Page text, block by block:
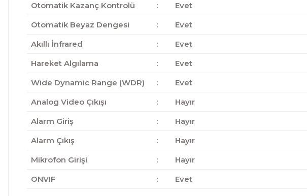
Otomatik Kazanç Kontrolü
:
Evet
Otomatik Beyaz Dengesi
:
Evet
Akıllı İnfrared
:
Evet
Hareket Algılama
:
Evet
Wide Dynamic Range (WDR)
:
Evet
Analog Video Çıkışı
:
Hayır
Alarm Giriş
:
Hayır
Alarm Çıkış
:
Hayır
Mikrofon Girişi
:
Hayır
ONVIF
:
Evet